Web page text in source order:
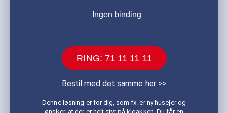
Ingen binding
RING: 71 11 11 11
Bestil med det samme her >>
Denne løsning er for dig, som fx. er ny husejer og